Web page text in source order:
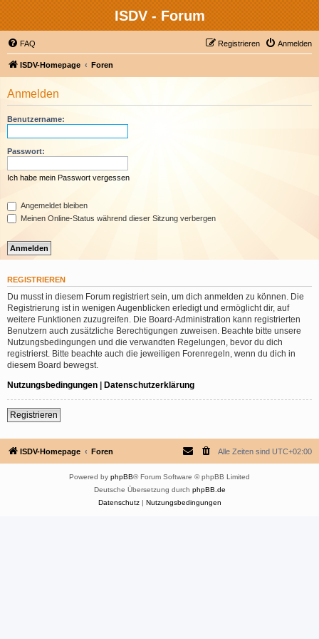
ISDV - Forum
FAQ Anmelden
Registrieren
ISDV-Homepage Foren
Anmelden
Benutzername:
Passwort:
Ich habe mein Passwort vergessen
Angemeldet bleiben
Meinen Online-Status während dieser Sitzung verbergen
REGISTRIEREN
Du musst in diesem Forum registriert sein, um dich anmelden zu können. Die
Registrierung ist in wenigen Augenblicken erledigt und ermöglicht dir, auf
weitere Funktionen zuzugreifen. Die Board-Administration kann registrierten
Benutzern auch zusätzliche Berechtigungen zuweisen. Beachte bitte unsere
Nutzungsbedingungen und die verwandten Regelungen, bevor du dich
registrierst. Bitte beachte auch die jeweiligen Forenregeln, wenn du dich in
diesem Board bewegst.
Nutzungsbedingungen | Datenschutzerklärung
Registrieren
ISDV-Homepage Foren Alle Zeiten sind UTC+02:00
Powered by phpBB® Forum Software © phpBB Limited
Deutsche Übersetzung durch phpBB.de
Datenschutz| Nutzungsbedingungen